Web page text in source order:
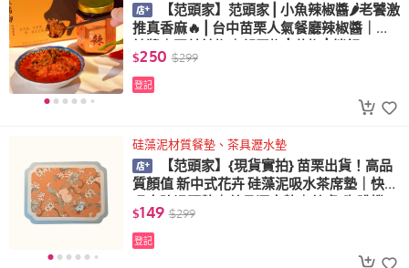
【范頭家】范頭家 | 小魚辣椒醬🌶️老饕激
推真香麻🔥 | 台中苗栗人氣餐廳辣椒醬｜麻
辣醬｜豆鼓辣椒｜朝天椒 | 花椒 | 拌飯
$250 $299
登記
硅藻泥材質餐墊、茶具瀝水墊
【范頭家】{現貨實拍} 苗栗出貨！高品
質顏值 新中式花卉 硅藻泥吸水茶席墊｜快速
吸水防滑隔熱｜茶具瀝水墊｜茶桌/咖啡機/
餐桌通用
$149 $299
登記